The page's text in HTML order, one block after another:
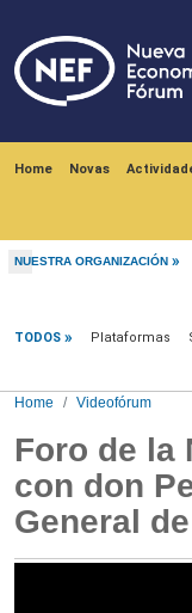
Home Novas
NUESTRA ORGANIZACIÓN
TODOS Plataformas
Home Videofórum
Foro de la
con don
General